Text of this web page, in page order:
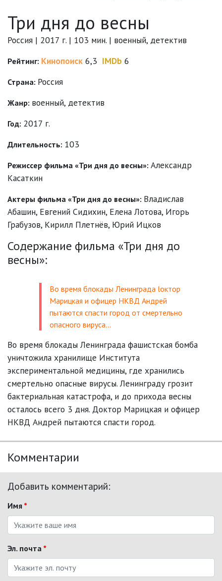
Три дня до весны
Россия | 2017 г. | 103 мин. | военный, детектив
Рейтинг: Кинопоиск 6,3 IMDb 6
Страна: Россия
Жанр: военный, детектив
Год: 2017 г.
Длительность: 103
Режиссер фильма «Три дня до весны»: Александр
Касаткин
Актеры фильма «Три дня до весны»: Владислав
Абашин, Евгений Сидихин, Елена Лотова, Игорь
Грабузов, Кирилл Плетнёв, Юрий Ицков
Содержание фильма «Три дня до
весны»:
Во время блокады Ленинграда lоктор
Марицкая и офицер НКВД Андрей
пытаются спасти город от смертельно
опасного вируса…
Во время блокады Ленинграда фашистская бомба
уничтожила хранилище Института
экспериментальной медицины, где хранились
смертельно опасные вирусы. Ленинграду грозит
бактериальная катастрофа, и до прихода весны
осталось всего 3 дня. Доктор Марицкая и офицер
НКВД Андрей пытаются спасти город.
Комментарии
Добавить комментарий:
Имя *
Эл. почта *